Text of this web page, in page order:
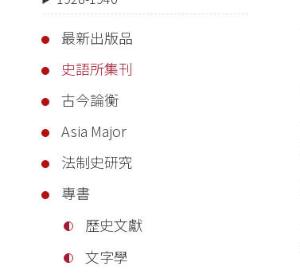
最新出版品
史語所集刊
古今論衡
Asia Major
法制史研究
專書
歷史文獻
文字學